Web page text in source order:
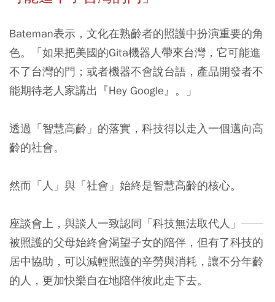
Bateman表示， 文化在熟齡者的照護中扮演重要的角
色。「如果把美國的Gita機器人帶來台灣，它可能進
不了台灣的門；或者機器不會說台語，產品開發者不
能期待老人家講出『Hey Google』。」
透過「智慧高齡」的落實，科技得以走入一個邁向高
齡的社會。
然而「人」與「社會」始終是智慧高齡的核心。
座談會上，與談人一致認同「科技無法取代人」——
被照護的父母始終會渴望子女的陪伴，但有了科技的
居中協助，可以減輕照護的辛勞與消耗 ，讓不分年齡
的人，更加快樂自在地陪伴彼此走下去。